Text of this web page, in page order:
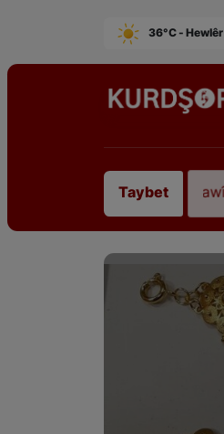
36°C - Hewlêr
Taybet
koça dawî kir